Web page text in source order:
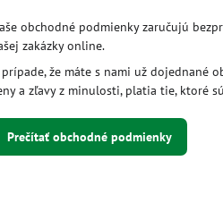
obchodné podmienky zaručujú
zakázky online.
prípade, že máte s nami už dojednané
a zľavy z minulosti, platia tie, ktoré
Prečítať obchodné podmienky